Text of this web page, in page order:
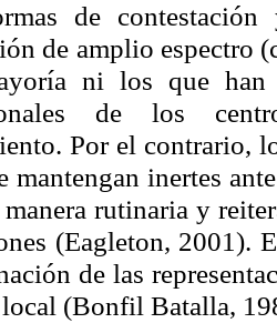
de
de amplio espectro
ni los que han
de los
Por el contrario,
mantengan inertes
rutinaria y
(Eagleton, 2001).
de las
local (Bonfil Batalla,